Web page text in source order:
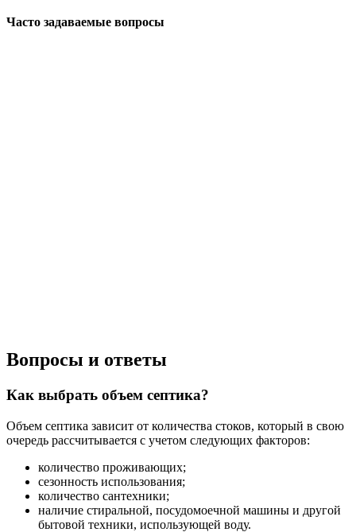
Часто задаваемые вопросы
Вопросы и ответы
Как выбрать объем септика?
Объем септика зависит от количества стоков, который в свою
очередь рассчитывается с учетом следующих факторов:
количество проживающих;
сезонность использования;
количество сантехники;
наличие стиральной, посудомоечной машины и другой
бытовой техники, использующей воду.